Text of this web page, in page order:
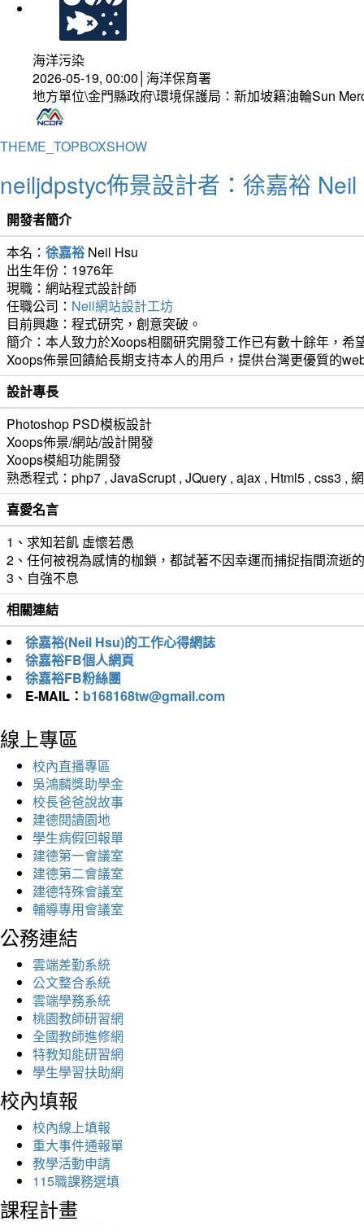
海洋污染
2026-05-19, 00:00│海洋保育署
地方單位\金門縣政府\環境保護局：新加坡籍油輪Sun
THEME_TOPBOXSHOW
neiljdpstyc佈景設計者：徐嘉裕
開發者簡介
本名： 徐嘉裕 Neil Hsu
出生年份：1976年
現職：網站程式設計師
任職公司： Neil網站設計工坊
目前興趣：程式研究，創意突破。
簡介：本人致力於Xoops相關研究開發工作已有數十餘年，
Xoops佈景回饋給長期支持本人的用戶，提供台灣更優質的
設計專長
Photoshop PSD模板設計
Xoops佈景/網站/設計開發
Xoops模組功能開發
熟悉程式：php7 , JavaScrupt , JQuery , ajax , Html5 , css3 ,
喜愛名言
1、求知若飢 虛懷若愚
2、任何被視為感情的枷鎖，都試著不因幸運而捕捉指間流逝
3、自強不息
相關連結
徐嘉裕(Neil Hsu)的工作心得網誌
徐嘉裕FB個人網頁
徐嘉裕FB粉絲團
E-MAIL： b168168tw@gmail.com
線上專區
校內直播專區
吳鴻麟獎助學金
校長爸爸說故事
建德閱讀園地
學生病假回報單
建德第一會議室
建德第二會議室
建德特殊會議室
輔導專用會議室
公務連結
雲端差勤系統
公文整合系統
雲端學務系統
桃園教師研習網
全國教師進修網
特教知能研習網
學生學習扶助網
校內填報
校內線上填報
重大事件通報單
教學活動申請
115職課務選填
課程計畫